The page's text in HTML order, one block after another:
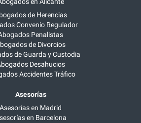
de Herencias
Convenio Regulador
Penalistas
de Divorcios
de Guarda y Custodia
Desahucios
Accidentes Tráfico
Asesorías
Asesorías en Madrid
en Barcelona